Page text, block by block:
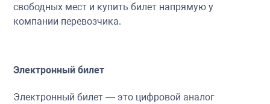
свободных мест и купить билет напрямую у
компании перевозчика.
Электронный билет
Электронный билет — это цифровой аналог